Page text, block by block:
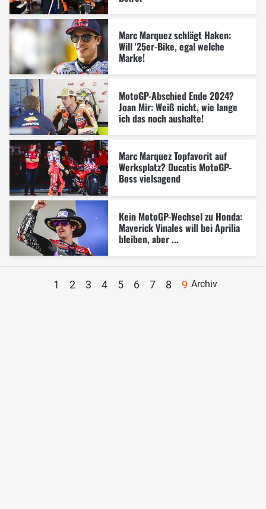
Marc Marquez schlägt Haken:
Will '25er-Bike, egal welche
Marke!
MotoGP-Abschied Ende 2024?
Joan Mir: Weiß nicht, wie lange
ich das noch aushalte!
Marc Marquez Topfavorit auf
Werksplatz? Ducatis MotoGP-
Boss vielsagend
Kein MotoGP-Wechsel zu Honda:
Maverick Vinales will bei Aprilia
bleiben, aber ...
1 2 3 4 5 6 7 8 9 Archiv